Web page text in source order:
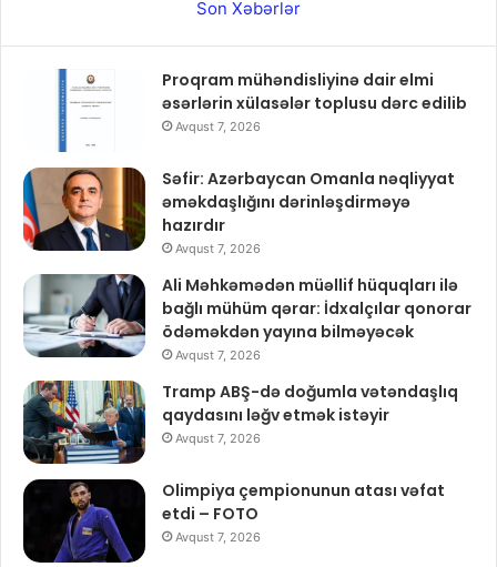
Son Xəbərlər
Proqram mühəndisliyinə dair elmi
əsərlərin xülasələr toplusu dərc edilib
Avqust 7, 2026
Səfir: Azərbaycan Omanla nəqliyyat
əməkdaşlığını dərinləşdirməyə
hazırdır
Avqust 7, 2026
Ali Məhkəmədən müəllif hüquqları ilə
bağlı mühüm qərar: İdxalçılar qonorar
ödəməkdən yayına bilməyəcək
Avqust 7, 2026
Tramp ABŞ-də doğumla vətəndaşlıq
qaydasını ləğv etmək istəyir
Avqust 7, 2026
Olimpiya çempionunun atası vəfat
etdi – FOTO
Avqust 7, 2026